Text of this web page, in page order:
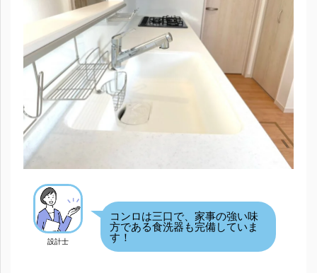
設計士
コンロは三口で、家事の強い味
方である食洗器も完備していま
す！